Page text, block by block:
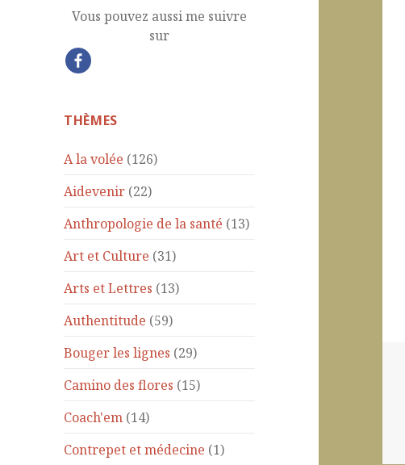
Vous pouvez aussi me suivre
sur
THÈMES
A la volée (126)
Aidevenir (22)
Anthropologie de la santé (13)
Art et Culture (31)
Arts et Lettres (13)
Authentitude (59)
Bouger les lignes (29)
Camino des flores (15)
Coach'em (14)
Contrepet et médecine (1)